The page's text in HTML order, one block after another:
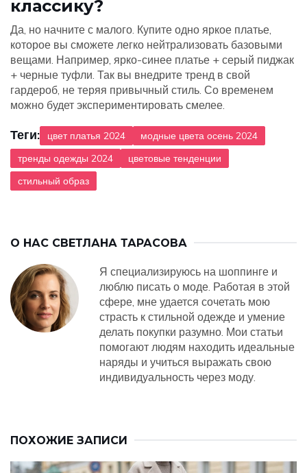
классику?
Да, но начните с малого. Купите одно яркое платье,
которое вы сможете легко нейтрализовать базовыми
вещами. Например, ярко-синее платье + серый пиджак
+ черные туфли. Так вы внедрите тренд в свой
гардероб, не теряя привычный стиль. Со временем
можно будет экспериментировать смелее.
Теги: цвет платья 2024
модные цвета осень 2024
тренды одежды 2024
цветовые тенденции
стильный образ
О НАС СВЕТЛАНА ТАРАСОВА
Я специализируюсь на шоппинге и
люблю писать о моде. Работая в этой
сфере, мне удается сочетать мою
страсть к стильной одежде и умение
делать покупки разумно. Мои статьи
помогают людям находить идеальные
наряды и учиться выражать свою
индивидуальность через моду.
ПОХОЖИЕ ЗАПИСИ